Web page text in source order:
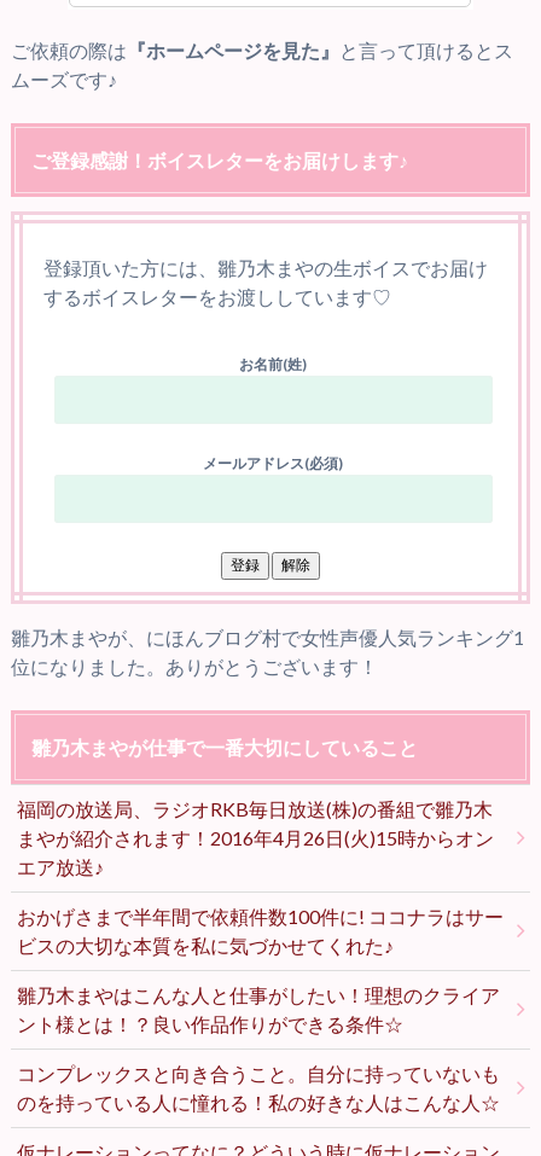
ご依頼の際は 『ホームページを見た』
と言って頂けるとス
ムーズです♪
ご登録感謝！ボイスレターをお届けします♪
登録頂いた方には、雛乃木まやの生ボイスでお届け
するボイスレターをお渡ししています♡
お名前(姓)
メールアドレス(必須)
雛乃木まやが、にほんブログ村で女性声優人気ランキング1
位になりました。ありがとうございます！
雛乃木まやが仕事で一番大切にしていること
福岡の放送局、ラジオRKB毎日放送(株)の番組で雛乃木
まやが紹介されます！2016年4月26日(火)15時からオン
エア放送♪
おかげさまで半年間で依頼件数100件に! ココナラはサー
ビスの大切な本質を私に気づかせてくれた♪
雛乃木まやはこんな人と仕事がしたい！理想のクライア
ント様とは！？良い作品作りができる条件☆
コンプレックスと向き合うこと。自分に持っていないも
のを持っている人に憧れる！私の好きな人はこんな人☆